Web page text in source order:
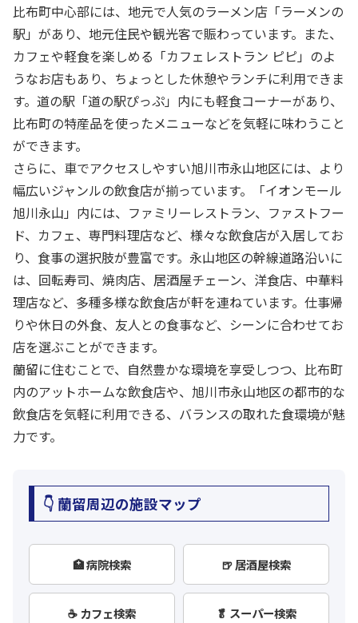
比布町中心部には、地元で人気のラーメン店「ラーメンの
駅」があり、地元住民や観光客で賑わっています。また、
カフェや軽食を楽しめる「カフェレストラン ピピ」のよ
うなお店もあり、ちょっとした休憩やランチに利用できま
す。道の駅「道の駅ぴっぷ」内にも軽食コーナーがあり、
比布町の特産品を使ったメニューなどを気軽に味わうこと
ができます。
さらに、車でアクセスしやすい旭川市永山地区には、より
幅広いジャンルの飲食店が揃っています。「イオンモール
旭川永山」内には、ファミリーレストラン、ファストフー
ド、カフェ、専門料理店など、様々な飲食店が入居してお
り、食事の選択肢が豊富です。永山地区の幹線道路沿いに
は、回転寿司、焼肉店、居酒屋チェーン、洋食店、中華料
理店など、多種多様な飲食店が軒を連ねています。仕事帰
りや休日の外食、友人との食事など、シーンに合わせてお
店を選ぶことができます。
蘭留に住むことで、自然豊かな環境を享受しつつ、比布町
内のアットホームな飲食店や、旭川市永山地区の都市的な
飲食店を気軽に利用できる、バランスの取れた食環境が魅
力です。
👇 蘭留周辺の施設マップ
🏥 病院検索 🍺 居酒屋検索
☕ カフェ検索 🥬 スーパー検索